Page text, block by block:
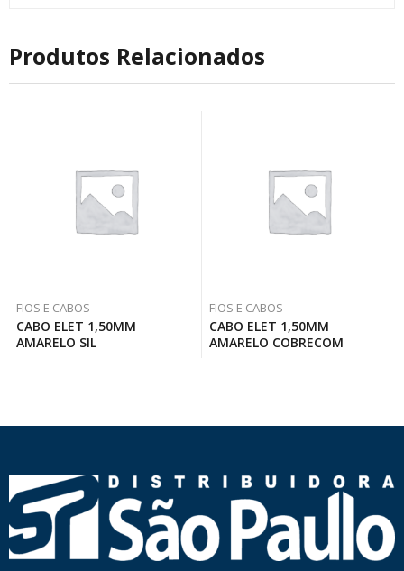
Produtos Relacionados
FIOS E CABOS
CABO ELET 1,50MM
AMARELO SIL
FIOS E CABOS
CABO ELET 1,50MM
AMARELO COBRECOM